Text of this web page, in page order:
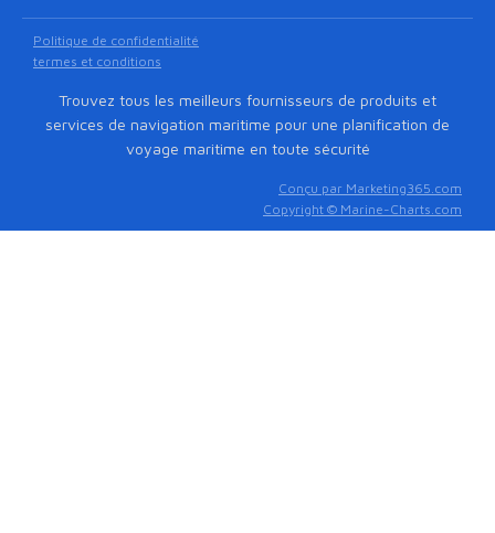
Politique de confidentialité
termes et conditions
Trouvez tous les meilleurs fournisseurs de produits et
services de navigation maritime pour une planification de
voyage maritime en toute sécurité
Conçu par Marketing365.com
Copyright © Marine-Charts.com